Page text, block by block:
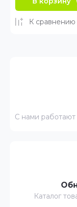
К сравнению
С нами
Каталог